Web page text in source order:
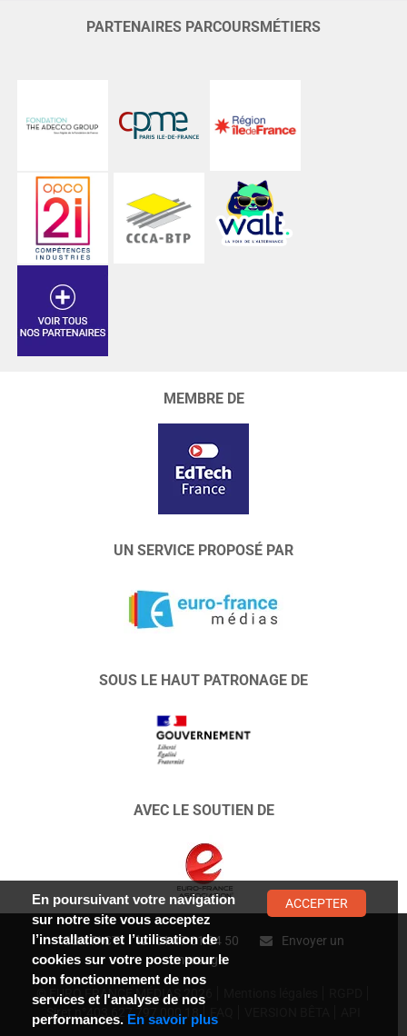
PARTENAIRES PARCOURSMÉTIERS
MEMBRE DE
UN SERVICE PROPOSÉ PAR
SOUS LE HAUT PATRONAGE DE
AVEC LE SOUTIEN DE
CONTACT : 01 47 01 34 50
Envoyer un
message
© EURO FRANCE MÉDIAS 2026
Siret n°403 627 797 000 18
En poursuivant votre navigation
sur notre site vous acceptez
l’installation et l’utilisation de
cookies sur votre poste pour le
bon fonctionnement de nos
services et l'analyse de nos
performances. En savoir plus
ACCEPTER